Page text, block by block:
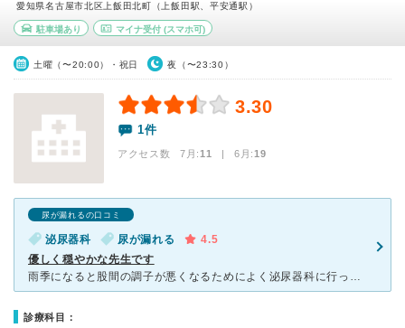
愛知県名古屋市北区上飯田北町（上飯田駅、平安通駅）
駐車場あり マイナ受付(スマホ可)
土曜（〜20:00）・祝日 夜（〜23:30）
3.30
1件
アクセス数 7月:11 | 6月:19
尿が漏れるの口コミ
泌尿器科 尿が漏れる
4.5
優しく穏やかな先生です
雨季になると股間の調子が悪くなるためによく泌尿器科に行って診てもらいます。 この病院は私が単身赴任で名古屋に住んでいた時にお世話になった病院で、先生が優しく丁寧に症状について説明してくれたのでよく覚
診療科目：